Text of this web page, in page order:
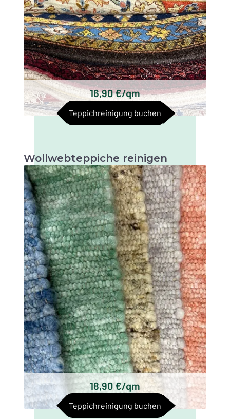
wertvolle und kunstvolle Textilien, die eine
gründliche Reinigung erfordern, um ihre
Schönheit und Langlebigkeit zu erhalten. flip
over text
Keshan Teppiche
Bakhtiari Teppiche
Gabbeh Teppiche
Kilim Teppiche
Turkmenischen Teppiche
Baluchi Teppiche
16,90 €/qm
Teppichreinigung buchen
Wollwebteppiche reinigen
Es gibt verschiedene Arten von
Wollwebteppichen, die sich hauptsächlich
durch ihre Herkunft, Technik und Design
unterscheiden. Einige der bekanntesten
Arten von Wollwebteppichen sind:
Schottische Wollwebteppiche
Axminster Teppiche
Wilton Teppiche
Kelim Teppiche
Handgeknüpfte Wollwebteppiche
Tufted Wollwebteppiche
18,90 €/qm
Teppichreinigung buchen